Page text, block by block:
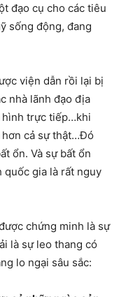
đạo cụ cho các tiêu
sống động, đang
viện dẫn rồi lại bị
nhà lãnh đạo địa
hình trực tiếp…khi
cả sự thật…Đó
ổn. Và sự bất ổn
gia là rất nguy
chứng minh là sự
là sự leo thang có
lo ngại sâu sắc: